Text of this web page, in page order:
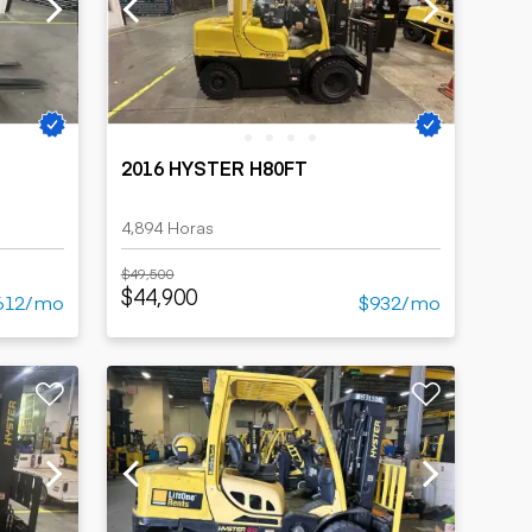
mo
2016 HYSTER H80FT
4,894 Horas
$49,500
$44,900 $932/mo